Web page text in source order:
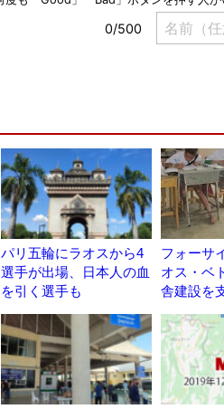
パリ五輪にラオスから4
選手が出場、日本人の血
を引く選手も
フォーサ
オス・ベ
舎建設を